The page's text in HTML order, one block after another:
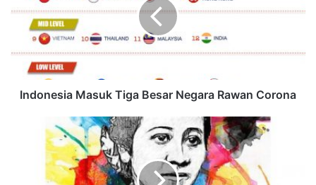
Indonesia Masuk Tiga Besar Negara Rawan Corona